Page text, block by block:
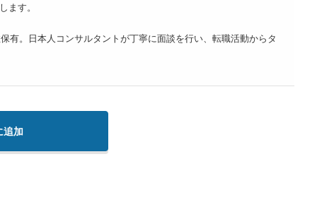
す。
有。日本人コンサルタントが丁寧に面談を行い、転職活動からタ
追加